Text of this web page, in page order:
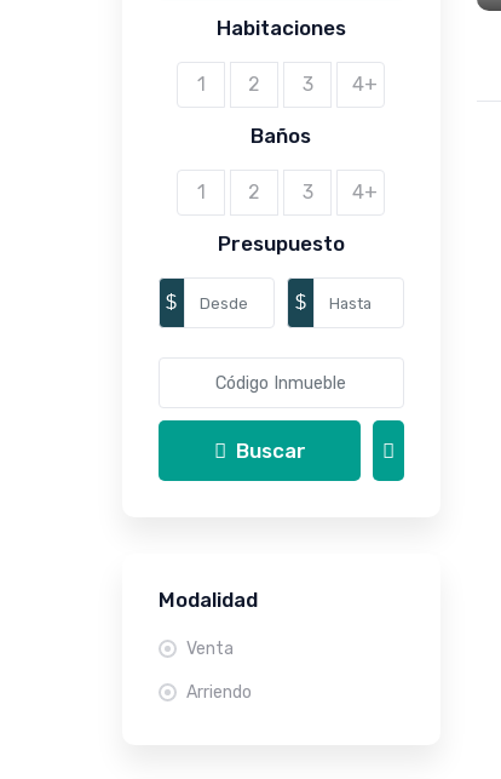
Habitaciones
1 2 3 4+
Baños
1 2 3 4+
Presupuesto
$ $
Buscar
Modalidad
Venta
Arriendo